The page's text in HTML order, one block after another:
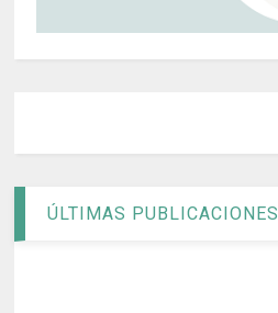
ÚLTIMAS PUBLICACIONES